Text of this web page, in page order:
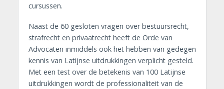
cursussen.
Naast de 60 gesloten vragen over bestuursrecht,
strafrecht en privaatrecht heeft de Orde van
Advocaten inmiddels ook het hebben van gedegen
kennis van Latijnse uitdrukkingen verplicht gesteld.
Met een test over de betekenis van 100 Latijnse
uitdrukkingen wordt de professionaliteit van de